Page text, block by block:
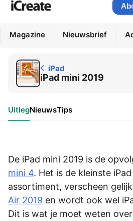
Magazine Nieuwsbrief
iPad
iPad mini 2019
UitlegNieuwsTips
De iPad mini 2019 is de
mini 4. Het is de kleinste iPad
assortiment, verscheen
Air 2019 en wordt ook wel
Dit is wat je moet weten